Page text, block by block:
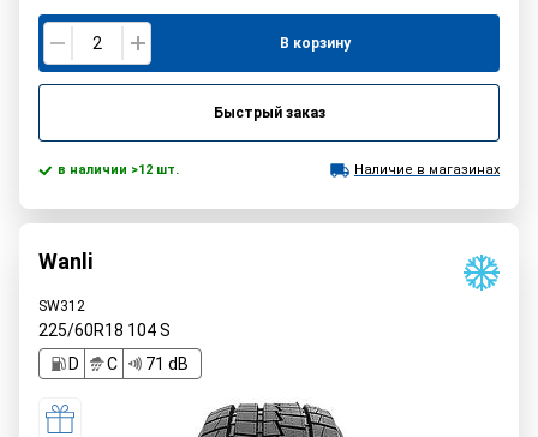
В корзину
Быстрый заказ
в наличии >12 шт. Наличие в магазинах
Wanli
SW312
225/60R18 104S
D
C 71 dB